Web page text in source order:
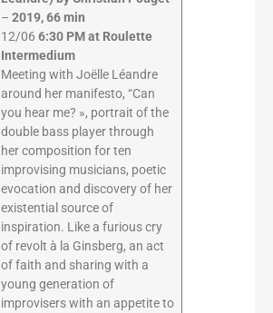
–2019, 66 min
12/066:30 PM at Roulette
Intermedium
Meeting with Joëlle Léandre
around her manifesto, “Can
you hear me? », portrait of the
double bass player through
her composition for ten
improvising musicians, poetic
evocation and discovery of her
existential source of
inspiration. Like a furious cry
of revolt à la Ginsberg, an act
of faith and sharing with a
young generation of
improvisers with an appetite to